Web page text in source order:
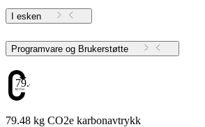
I esken
Programvare og Brukerstøtte
79.48
79.48 kg CO2e karbonavtrykk